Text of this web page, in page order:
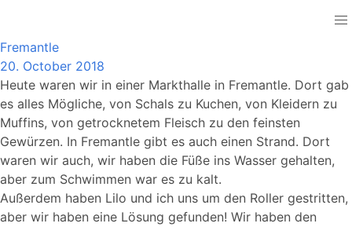
Fremantle
20. October 2018
Heute waren wir in einer Markthalle in Fremantle. Dort gab
es alles Mögliche, von Schals zu Kuchen, von Kleidern zu
Muffins, von getrocknetem Fleisch zu den feinsten
Gewürzen. In Fremantle gibt es auch einen Strand. Dort
waren wir auch, wir haben die Füße ins Wasser gehalten,
aber zum Schwimmen war es zu kalt.
Außerdem haben Lilo und ich uns um den Roller gestritten,
aber wir haben eine Lösung gefunden! Wir haben den